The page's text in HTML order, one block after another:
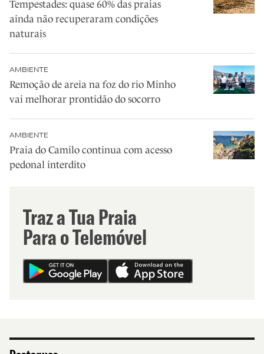
Tempestades: quase 60% das praias
ainda não recuperaram condições
naturais
AMBIENTE
Remoção de areia na foz do rio Minho
vai melhorar prontidão do socorro
AMBIENTE
Praia do Camilo continua com acesso
pedonal interdito
Traz a Tua Praia
Para o Telemóvel